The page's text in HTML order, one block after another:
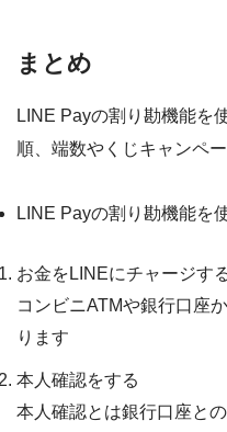
まとめ
LINE Payの割り勘機能を
順、端数やくじキャンペ
LINE Payの割り勘機能を
お金をLINEにチャージす
コンビニATMや銀行口座
ります
本人確認をする
本人確認とは銀行口座と